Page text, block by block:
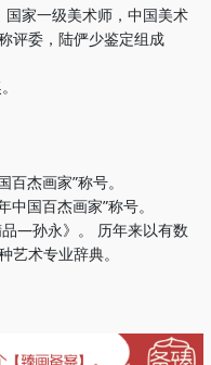
家一级美术师，中国美术
评委，陆俨少鉴定组成
杰画家”称号。
国百杰画家”称号。
—孙永》。 历年来以有数
艺术专业辞典。